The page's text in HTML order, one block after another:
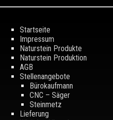
Startseite
Impressum
Naturstein Produkte
Naturstein Produktion
AGB
Stellenangebote
Bürokaufmann
CNC – Säger
Steinmetz
Lieferung